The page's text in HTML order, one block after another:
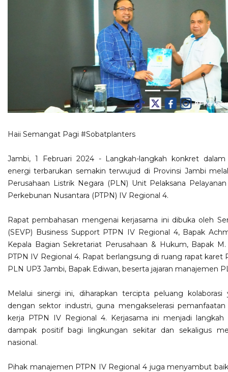
Haii Semangat Pagi #Sobatplanters
Jambi, 1 Februari 2024 - Langkah-langkah konkret
energi terbarukan semakin terwujud di Provinsi Jambi
Perusahaan Listrik Negara (PLN) Unit Pelaksana
Perkebunan Nusantara (PTPN) IV Regional 4.
Rapat pembahasan mengenai kerjasama ini dibuka oleh
(SEVP) Business Support PTPN IV Regional 4, Bapak
Kepala Bagian Sekretariat Perusahaan & Hukum, Bapak
PTPN IV Regional 4. Rapat berlangsung di ruang rapat karet
PLN UP3 Jambi, Bapak Ediwan, beserta jajaran manajemen
Melalui sinergi ini, diharapkan tercipta peluang
dengan sektor industri, guna mengakselerasi
kerja PTPN IV Regional 4. Kerjasama ini menjadi
dampak positif bagi lingkungan sekitar dan sekaligus
nasional.
Pihak manajemen PTPN IV Regional 4 juga menyambut